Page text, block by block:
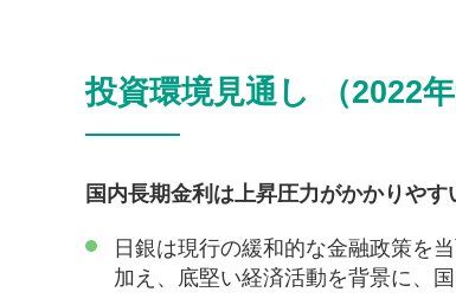
投資環境見通し （2022年
国内長期金利は上昇圧力がかかりやす
日銀は現行の緩和的な金融政策を
加え、底堅い経済活動を背景に、